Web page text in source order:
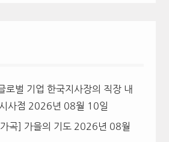
로벌 기업 한국지사장의 직장 내
사점 2026년 08월 10일
곡] 가을의 기도 2026년 08월